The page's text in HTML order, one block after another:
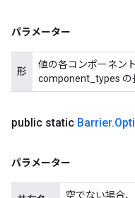
パラメーター
形
値の各コンポーネン
component_types の
public static Barrier.
パラメーター
空でない場合